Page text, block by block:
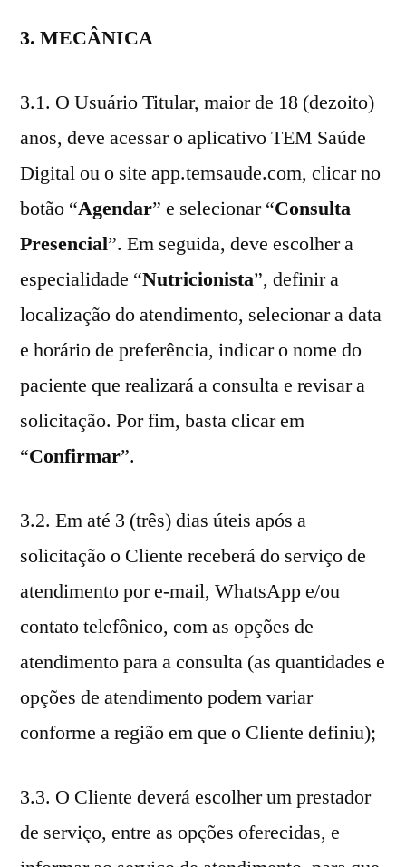
3. MECÂNICA
3.1. O Usuário Titular, maior de 18 (dezoito)
anos, deve acessar o aplicativo TEM Saúde
Digital ou o site app.temsaude.com, clicar no
botão “Agendar” e selecionar “Consulta
Presencial”. Em seguida, deve escolher a
especialidade “Nutricionista”, definir a
localização do atendimento, selecionar a data
e horário de preferência, indicar o nome do
paciente que realizará a consulta e revisar a
solicitação. Por fim, basta clicar em
“Confirmar”.
3.2. Em até 3 (três) dias úteis após a
solicitação o Cliente receberá do serviço de
atendimento por e-mail, WhatsApp e/ou
contato telefônico, com as opções de
atendimento para a consulta (as quantidades e
opções de atendimento podem variar
conforme a região em que o Cliente definiu);
3.3. O Cliente deverá escolher um prestador
de serviço, entre as opções oferecidas, e